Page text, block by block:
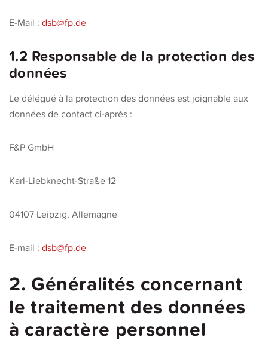
E-Mail : dsb@fp.de
1.2 Responsable de la protection des
données
Le délégué à la protection des données est joignable aux
données de contact ci-après :
F&P GmbH
Karl-Liebknecht-Straße 12
04107 Leipzig, Allemagne
E-mail : dsb@fp.de
2. Généralités concernant
le traitement des données
à caractère personnel